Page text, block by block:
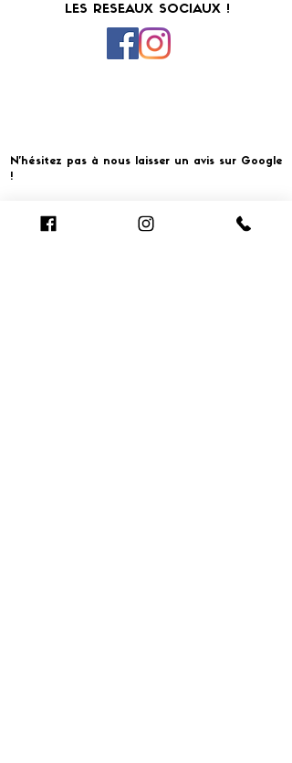
LES RESEAUX SOCIAUX !
N'hésitez pas à nous laisser un avis sur Google
!